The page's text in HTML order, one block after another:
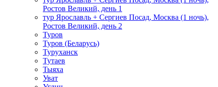
Ростов Великий, день 1
тур Ярославль + Сергиев Посад, Москва (1 ночь),
Ростов Великий, день 2
Туров
Туров (Беларусь)
Туруханск
Тутаев
Тыяха
Уват